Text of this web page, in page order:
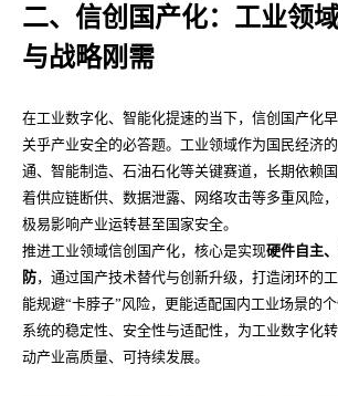
二、信创国产化：工业领
与战略刚需
在工业数字化、智能化提速的当下，信创国产化
关乎产业安全的必答题。工业领域作为国民经济
通、智能制造、石油石化等关键赛道，长期依赖
着供应链断供、数据泄露、网络攻击等多重风险，
极易影响产业运转甚至国家安全。
推进工业领域信创国产化，核心是实现硬件自主
防，通过国产技术替代与创新升级，打造闭环的
能规避“卡脖子”风险，更能适配国内工业场景的
系统的稳定性、安全性与适配性，为工业数字化
动产业高质量、可持续发展。